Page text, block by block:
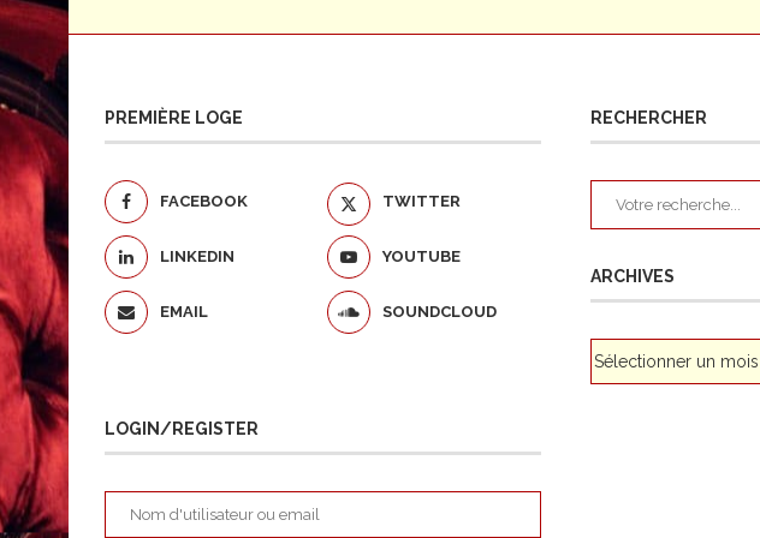
PREMIÈRE LOGE
FACEBOOK TWITTER
LINKEDIN YOUTUBE
EMAIL SOUNDCLOUD
LOGIN/REGISTER
RECHERCHER
ARCHIVES